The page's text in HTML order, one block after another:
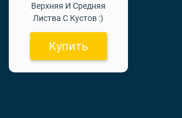
Верхняя И Средняя
Листва С Кустов :)
Купить